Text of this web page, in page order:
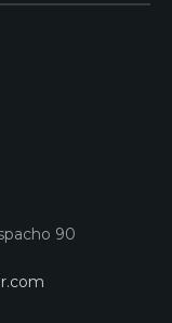
90